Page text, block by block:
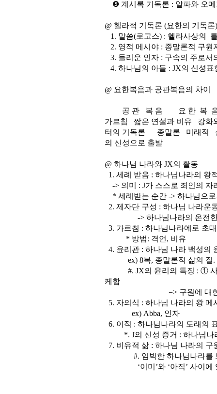
❺ 계시록 기독론 : 알파와 오메
@ 헬라적 기독론 (요한의 기독론)
1. 말씀(로고스) : 헬라사상의
2. 영적 메시야 : 종말론적 구원
3. 들리운 인자 : 구속의 주로서
4. 하나님의 아들 : JX의 신성표
@ 요한복음과 공관복음의 차이
공 관 복 음 요 한 복 음
가르침 짧은 연설과 비유 강
터의 기독론 종말론 미래적
의 신성으로 출발
@ 하나님 나라와 JX의 활동
1. 세례 받음 : 하나님나라의 왕
-> 의미 : J가 스스로 죄인의 자
* 세례받는 순간 -> 하나님으
2. 제자단 구성 : 하나님 나라운
-> 하나님나라의 온전한
3. 가르침 : 하나님나라에로 초대
* 방법: 격언, 비유
4. 윤리관 : 하나님 나라 백성의
ex) 8복, 종말론적 삶의 질.
#. JX의 윤리의 특징 : ① 사
케함
=> 구원에 대한 감격 (
5. 자의식 : 하나님 나라의 왕 메
ex) Abba, 인자
6. 이적 : 하나님나라의 도래의
*. J의 신성 증거 : 하나님나
7. 비유적 삶 : 하나님 나라의 구
#. 임박한 하나님나라를 보
‘이미’와 ‘아직’ 사이에